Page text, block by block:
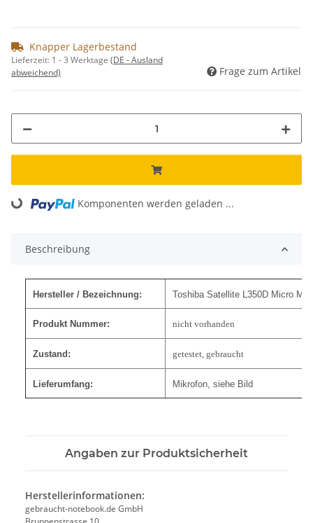
Knapper Lagerbestand
Lieferzeit: 1 - 3 Werktage (DE - Ausland
abweichend)
Frage zum Artikel
Loading... Komponenten werden geladen ...
Beschreibung
Hersteller / Bezeichnung: Toshiba Satellite L350D Micro
Produkt Nummer: nicht vorhanden
Zustand: getestet, gebraucht
Lieferumfang: Mikrofon, siehe Bild
Angaben zur Produktsicherheit
Herstellerinformationen:
gebraucht-notebook.de GmbH